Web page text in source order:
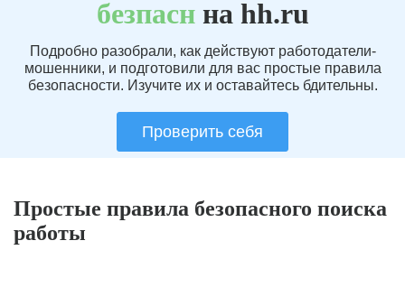
безпаснна hh.ru
Подробно разобрали, как действуют работодатели-
мошенники, и подготовили для вас простые правила
безопасности. Изучите их и оставайтесь бдительны.
Проверить себя
Простые правила безопасного поиска
работы